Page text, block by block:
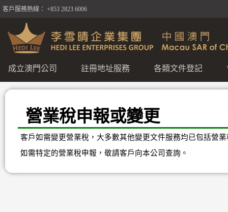
客戶服務熱線： +853 2823 6006
成立澳門公司 註冊地址服務 各類文件登記
營業稅申報或變更
客戶如需變更營業稅，大多數其他變更文件服務均已包括營
如需特定的營業稅申報，敬請客戶向本公司查詢。